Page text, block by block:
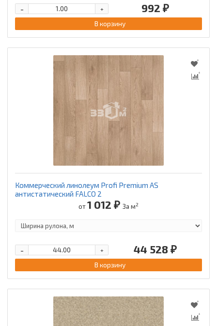
992 ₽
+
-
В корзину
Коммерческий линолеум Profi Premium AS
антистатический FALCO 2
от1 012 ₽ За м2
44 528 ₽
+
-
В корзину